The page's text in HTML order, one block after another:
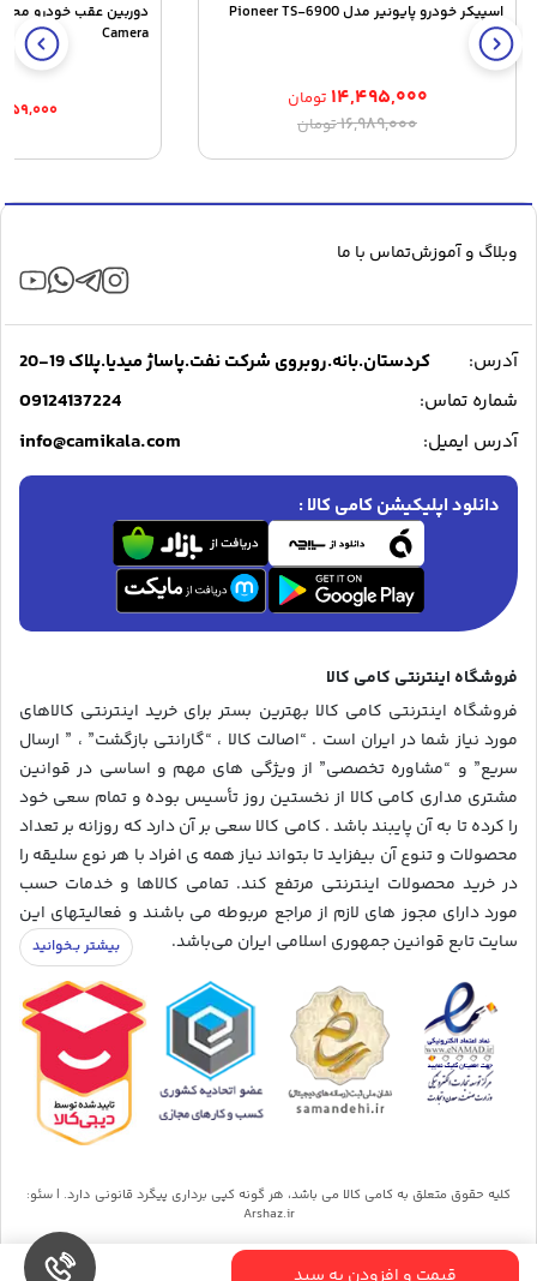
اسپیکر خودرو پایونیر مدل Pioneer TS-6900
Pro
۱۶,۹۸۹,۰۰۰تومانقیمت
۱۶,۹۸۹,۰۰۰ تومان
۱۴,۴۹۵,۰۰۰ تومان
قیمت
۱۴,۴۹۵,۰۰۰ تومان.
Camera
وبلاگ و آموزشتماس با ما
آدرس:
کردستان.بانه.روبروی شرکت نفت.پاساژ میدیا.پلاک 19-20
شماره تماس:
09124137224
آدرس ایمیل: info@camikala.com
دانلود اپلیکیشن کامی کالا :
فروشگاه اینترنتی کامی کالا
فروشگاه اینترنتی کامی کالا بهترین بستر برای خرید اینترنتی کالاهای
مورد نیاز شما در ایران است . “اصالت کالا ، “گارانتی بازگشت” ، ” ارسال
سریع” و “مشاوره تخصصی” از ویژگی های مهم و اساسی در قوانین
مشتری مداری کامی کالا از نخستین روز تأسیس بوده و تمام سعی خود
را کرده تا به آن پایبند باشد . کامی کالا سعی بر آن دارد که روزانه بر تعداد
محصولات و تنوع آن بیفزاید تا بتواند نیاز همه ی افراد با هر نوع سلیقه را
در خرید محصولات اینترنتی مرتفع کند. تمامی کالاها و خدمات حسب
مورد دارای مجوز های لازم از مراجع مربوطه می باشند و فعالیتهای این
سایت تابع قوانین جمهوری اسلامی ایران می‌باشد.
کلیه حقوق متعلق به کامی کالا می باشد، هر گونه کپی برداری پیگرد قانونی دارد. | سئو:
Arshaz.ir